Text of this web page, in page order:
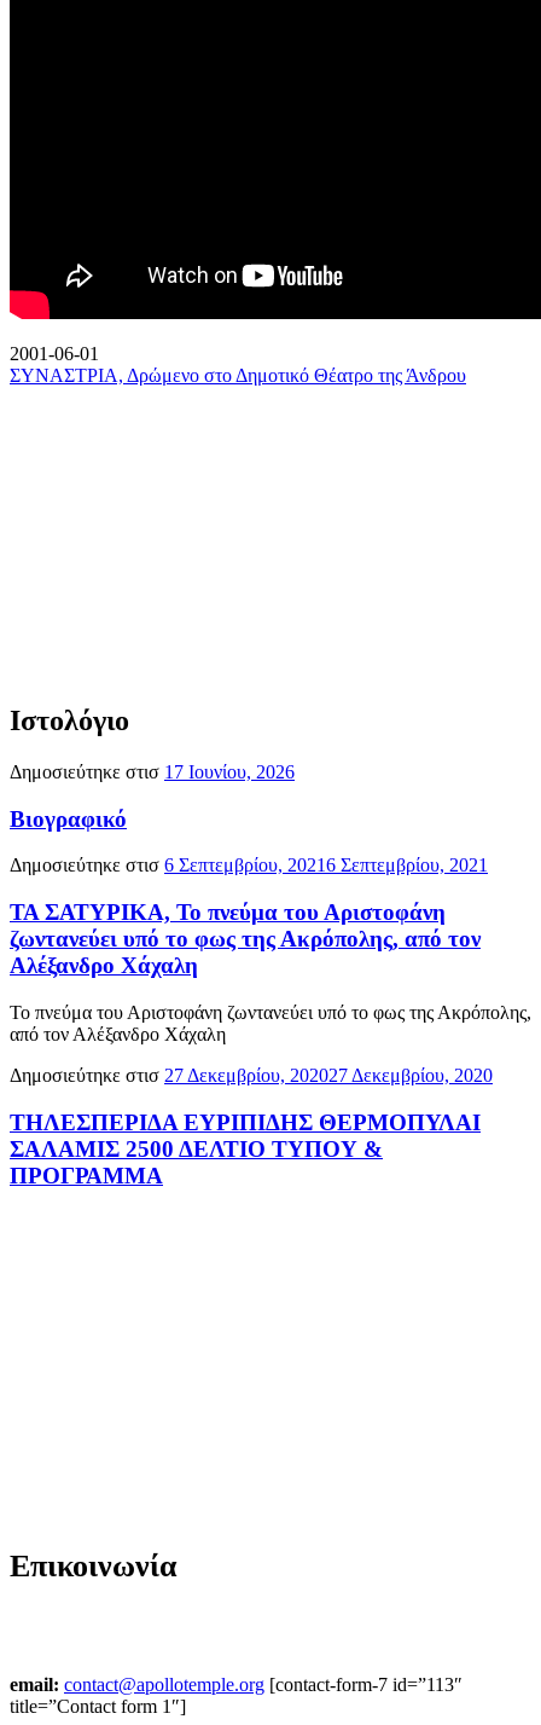
2001-06-01
ΣΥΝΑΣΤΡΙΑ, Δρώμενο στο Δημοτικό Θέατρο της Άνδρου
Ιστολόγιο
Δημοσιεύτηκε στισ 17 Ιουνίου, 2026
Βιογραφικό
Δημοσιεύτηκε στισ 6 Σεπτεμβρίου, 20216 Σεπτεμβρίου, 2021
ΤΑ ΣΑΤΥΡΙΚΑ, Το πνεύμα του Αριστοφάνη
ζωντανεύει υπό το φως της Ακρόπολης, από τον
Αλέξανδρο Χάχαλη
Το πνεύμα του Αριστοφάνη ζωντανεύει υπό το φως της Ακρόπολης,
από τον Αλέξανδρο Χάχαλη
Δημοσιεύτηκε στισ 27 Δεκεμβρίου, 202027 Δεκεμβρίου, 2020
ΤΗΛΕΣΠΕΡΙΔΑ ΕΥΡΙΠΙΔΗΣ ΘΕΡΜΟΠΥΛΑΙ
ΣΑΛΑΜΙΣ 2500 ΔΕΛΤΙΟ ΤΥΠΟΥ &
ΠΡΟΓΡΑΜΜΑ
Επικοινωνία
email: contact@apollotemple.org [contact-form-7 id=”113″
title=”Contact form 1″]